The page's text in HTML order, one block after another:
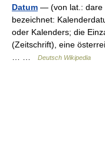
Datum — (von lat.: dare
bezeichnet:
oder Kalenders; die
(Zeitschrift), eine
Deutsch Wikipedia